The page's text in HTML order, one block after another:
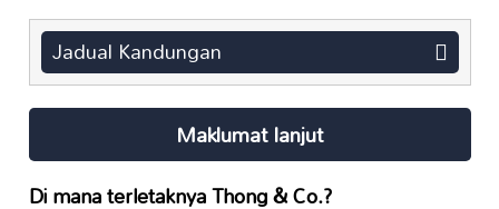
Jadual Kandungan
Maklumat lanjut
Di mana terletaknyaThong & Co.?